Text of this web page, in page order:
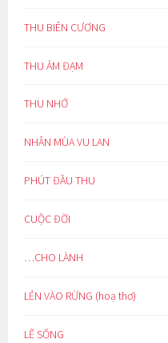
THU BIÊN CƯƠNG
THU ẢM ĐẠM
THU NHỚ
NHÂN MÙA VU LAN
PHÚT ĐẦU THU
CUỘC ĐỜI
…CHO LÀNH
LẺN VÀO RỪNG (hoạ thơ)
LẼ SỐNG